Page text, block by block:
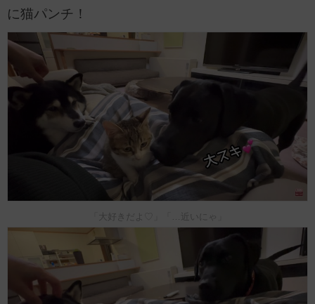
に猫パンチ！
「大好きだよ♡」「…近いにゃ」